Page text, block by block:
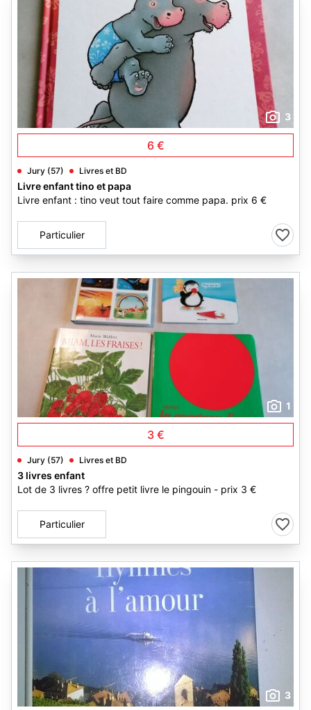
3
6 €
Jury (57) Livres et BD
Livre enfant tino et papa
Livre enfant : tino veut tout faire comme papa. prix 6 €
Particulier
1
3 €
Jury (57) Livres et BD
3 livres enfant
Lot de 3 livres ? offre petit livre le pingouin - prix 3 €
Particulier
3